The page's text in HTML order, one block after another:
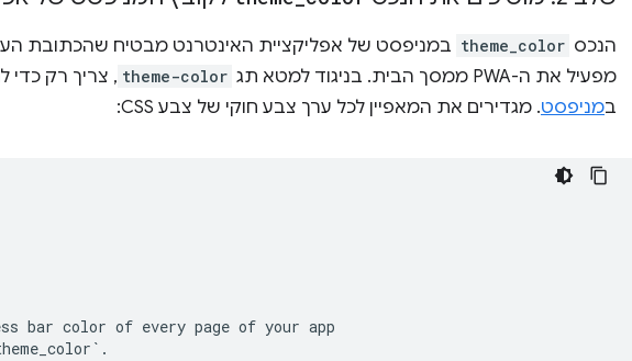
הנכס theme_color במניפסט של אפליקציית האינטרנט מבטיח שהכתובת
מפעיל את ה-PWA ממסך הבית. בניגוד למטא תג
theme-color , צריך רק
במניפסט. מגדירים את המאפיין לכל ערך צבע חוקי של צבע CSS:
bar color of every page of your app
`.